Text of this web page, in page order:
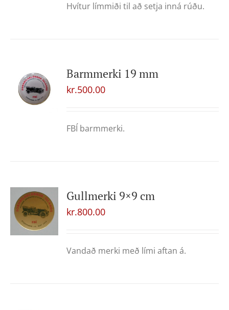
Hvítur límmiði til að setja inná rúðu.
Barmmerki 19 mm
kr.500.00
FBÍ barmmerki.
Gullmerki 9×9 cm
kr.800.00
Vandað merki með lími aftan á.